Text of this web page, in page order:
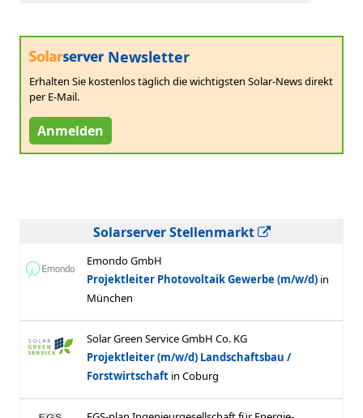
Newsletter
Erhalten Sie kostenlos täglich die wichtigsten Solar-News direkt
per E-Mail.
Anmelden
Solarserver Stellenmarkt